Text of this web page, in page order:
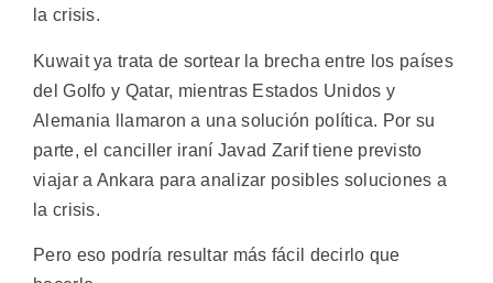
la crisis.
Kuwait ya trata de sortear la brecha entre los países
del Golfo y Qatar, mientras Estados Unidos y
Alemania llamaron a una solución política. Por su
parte, el canciller iraní Javad Zarif tiene previsto
viajar a Ankara para analizar posibles soluciones a
la crisis.
Pero eso podría resultar más fácil decirlo que